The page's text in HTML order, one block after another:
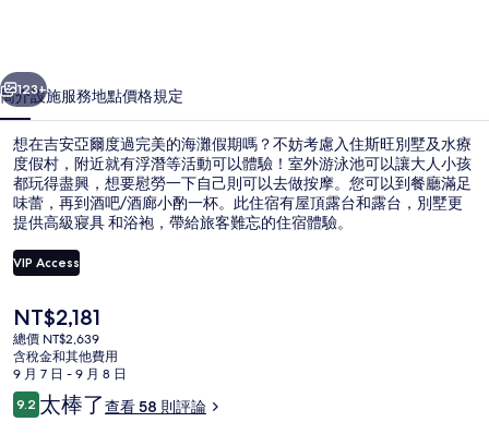
度
假
村
的
相
片
個 下一個
123+
簡介設施服務地點價格規定
想在吉安亞爾度過完美的海灘假期嗎？不妨考慮入住斯旺別墅及水療
度假村，附近就有浮潛等活動可以體驗！室外游泳池可以讓大人小孩
都玩得盡興，想要慰勞一下自己則可以去做按摩。您可以到餐廳滿足
味蕾，再到酒吧/酒廊小酌一杯。此住宿有屋頂露台和露台，別墅更
提供高級寢具 和浴袍，帶給旅客難忘的住宿體驗。
VIP Access
目
前
的
價
格
是
NT$2,181
總價 NT$2,639
含稅金和其他費用
9 月 7 日 - 9 月 8 日
評
論
9.29.2 分，滿分 10 分，
太棒了查看 58 則評論